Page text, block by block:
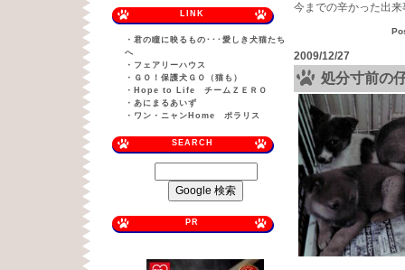
LINK
・ 君の瞳に映るもの･･･愛しき犬猫たち
へ
・ フェアリーハウス
・ ＧＯ！保護犬ＧＯ（猫も）
・ Hope to Life チームＺＥＲＯ
・ あにまるあいず
・ ワン・ニャンHome ポラリス
SEARCH
PR
今までの辛かった出
2009/12/27
処分寸前の